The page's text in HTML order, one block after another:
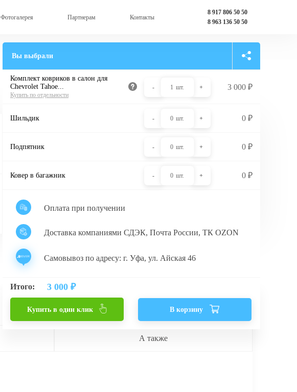
Фотогалерея Партнерам Контакты
8 917 806 50 50
8 963 136 50 50
Вы выбрали
Комплект ковриков в салон для
Chevrolet Tahoe...
Купить по отдельности
- 1 шт. + 3 000₽
Шильдик - 0 шт. + 0₽
Подпятник - 0 шт. + 0₽
Ковер в багажник - 0 шт. + 0₽
Оплата при получении
Доставка компаниями СДЭК, Почта России, ТК OZON
Самовывоз по адресу: г. Уфа, ул. Айская 46
Итого: 3 000 ₽
Купить в один клик В корзину
А также